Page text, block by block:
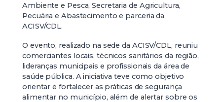
Ambiente e Pesca, Secretaria de Agricultura,
Pecuária e Abastecimento e parceria da
ACISV/CDL.
O evento, realizado na sede da ACISV/CDL, reuniu
comerciantes locais, técnicos sanitários da região,
lideranças municipais e profissionais da área de
saúde pública. A iniciativa teve como objetivo
orientar e fortalecer as práticas de segurança
alimentar no município, além de alertar sobre os